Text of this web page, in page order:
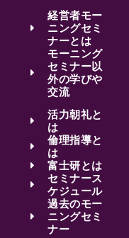
経営者モー
ニングセミ
ナーとは
モーニング
セミナー以
外の学びや
交流
活力朝礼と
は
倫理指導と
は
富士研とは
セミナース
ケジュール
過去のモー
ニングセミ
ナー